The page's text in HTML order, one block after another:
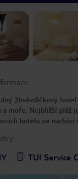
3hvězdičkový hotel
moře. Nejbližší pláž
hotelu se
TUI Service